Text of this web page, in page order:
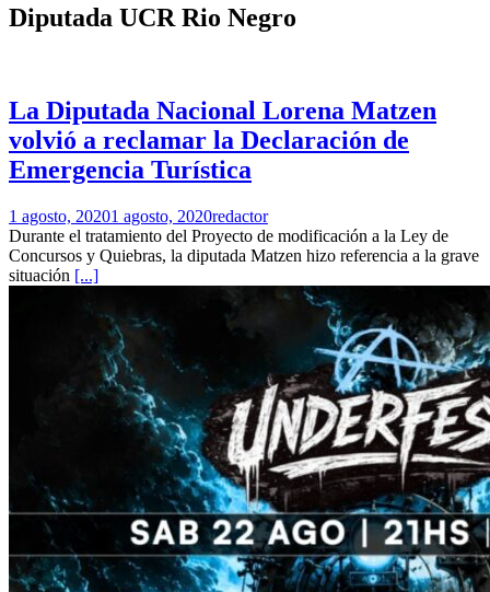
Diputada UCR Rio Negro
La Diputada Nacional Lorena Matzen
volvió a reclamar la Declaración de
Emergencia Turística
1 agosto, 20201 agosto, 2020redactor
Durante el tratamiento del Proyecto de modificación a la Ley de
Concursos y Quiebras, la diputada Matzen hizo referencia a la grave
situación [...]